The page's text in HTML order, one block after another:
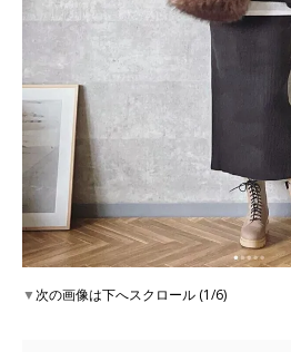
▼次の画像は下へスクロール (1/6)